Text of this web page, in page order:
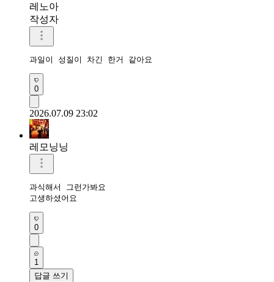
레노아
작성자
과일이 성질이 차긴 한거 같아요
0
2026.07.09 23:02
레모닝닝
과식해서 그런가봐요
고생하셨어요
0
1
답글 쓰기